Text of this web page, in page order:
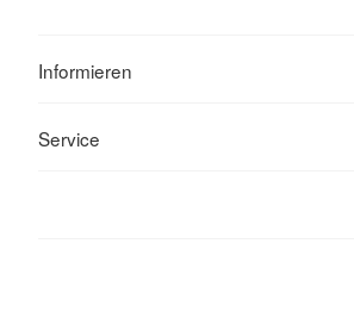
Informieren
Service